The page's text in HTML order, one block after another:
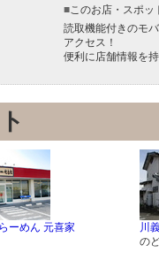
■このお店・スポッ
読取機能付きのモ
アクセス！
便利に店舗情報を
ーめん 元喜家
川
の